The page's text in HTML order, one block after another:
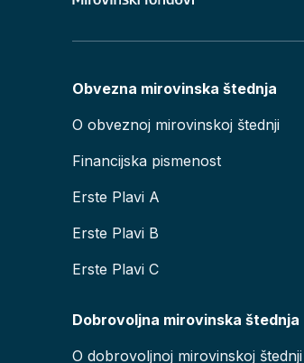
Obvezna mirovinska štednja
O obveznoj mirovinskoj štednji
Financijska pismenost
Erste Plavi A
Erste Plavi B
Erste Plavi C
Dobrovoljna mirovinska štednja
O dobrovoljnoj mirovinskoj štednji